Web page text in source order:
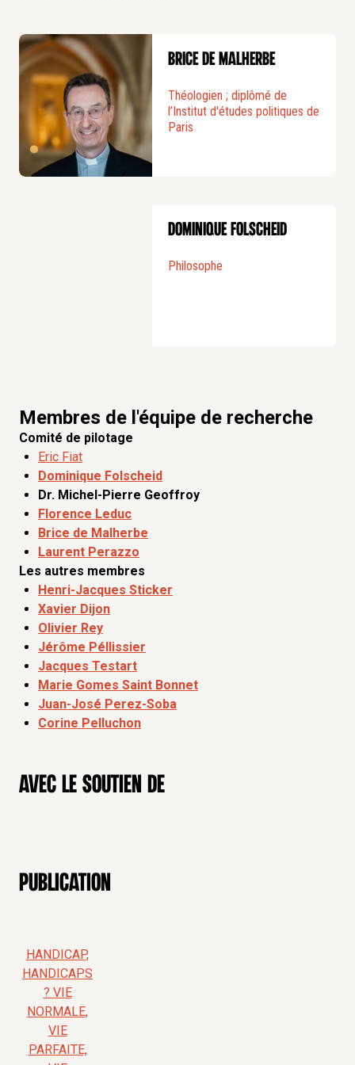
Brice de Malherbe
Théologien ; diplômé de
l’Institut d'études politiques de
Paris
Dominique Folscheid
Philosophe
Membres de l'équipe de recherche
Comité de pilotage
Eric Fiat
Dominique Folscheid
Dr. Michel-Pierre Geoffroy
Florence Leduc
Brice de Malherbe
Laurent Perazzo
Les autres membres
Henri-Jacques Sticker
Xavier Dijon
Olivier Rey
Jérôme Péllissier
Jacques Testart
Marie Gomes Saint Bonnet
Juan-José Perez-Soba
Corine Pelluchon
Avec le soutien de
Publication
HANDICAP,
HANDICAPS
? VIE
NORMALE,
VIE
PARFAITE,